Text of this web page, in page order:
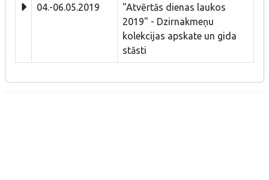
04.-06.05.2019
"Atvērtās dienas laukos
2019" - Dzirnakmeņu
kolekcijas apskate un gida
stāsti